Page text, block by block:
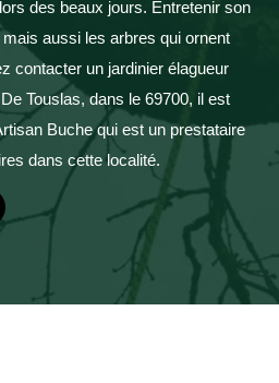
des beaux jours. Entretenir son
aussi les arbres qui ornent
contacter un jardinier élagueur
Touslas, dans le 69700, il est
Buche qui est un prestataire
dans cette localité.